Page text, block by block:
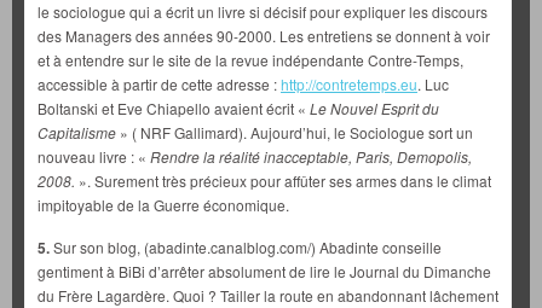
le sociologue qui a écrit un livre si décisif pour expliquer les discours
des Managers des années 90-2000. Les entretiens se donnent à voir
et à entendre sur le site de la revue indépendante Contre-Temps,
accessible à partir de cette adresse :http://contretemps.eu. Luc
Boltanski et Eve Chiapello avaient écrit « Le Nouvel Esprit du
Capitalisme » ( NRF Gallimard). Aujourd’hui, le Sociologue sort un
nouveau livre : « Rendre la réalité inacceptable, Paris, Demopolis,
2008. ». Surement très précieux pour affûter ses armes dans le climat
impitoyable de la Guerre économique.
5.Sur son blog, (abadinte.canalblog.com/) Abadinte conseille
gentiment à BiBi d’arrêter absolument de lire le Journal du Dimanche
du Frère Lagardère. Quoi ? Tailler la route en abandonnant lâchement